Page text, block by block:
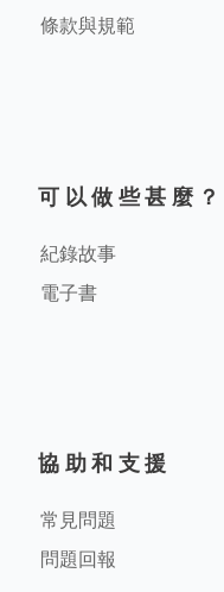
條款與規範
可以做些甚麼？
紀錄故事
電子書
協助和支援
常見問題
問題回報